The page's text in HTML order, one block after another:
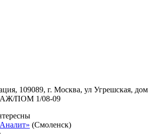
109089, г. Москва, ул Угрешская, дом
ПОМ 1/08-09
(Смоленск)